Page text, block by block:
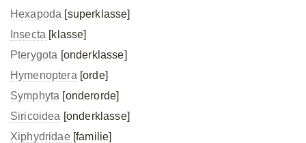
Hexapoda [superklasse]
Insecta [klasse]
Pterygota [onderklasse]
Hymenoptera [orde]
Symphyta [onderorde]
Siricoidea [onderklasse]
Xiphydridae[familie]